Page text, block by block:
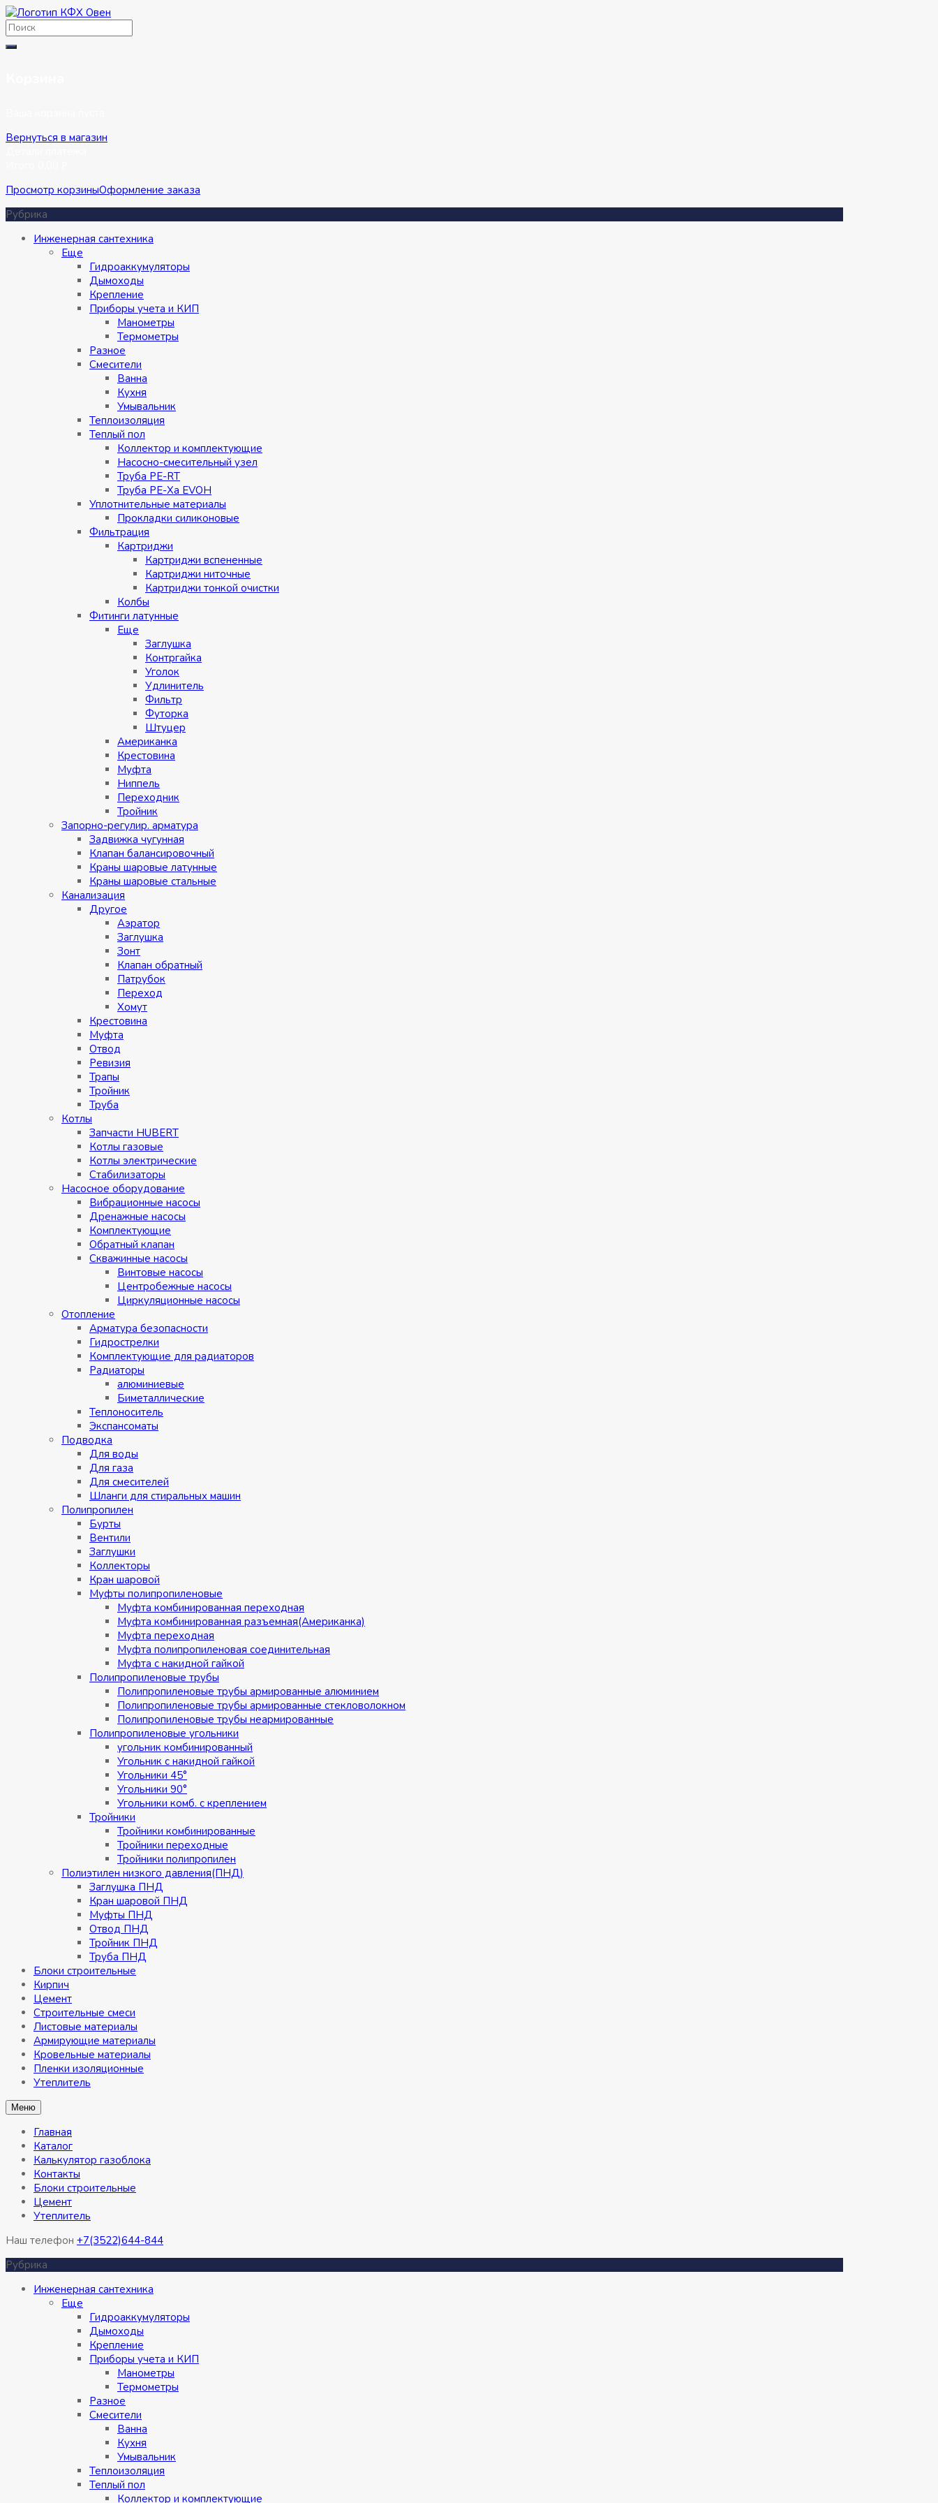
Перейти
к
содержимому
Вернуться в магазин
Просмотр корзиныОформление заказа
Рубрика
Инженерная сантехника
Eще
Гидроаккумуляторы
Дымоходы
Крепление
Приборы учета и КИП
Манометры
Термометры
Разное
Смесители
Ванна
Кухня
Умывальник
Теплоизоляция
Теплый пол
Коллектор и комплектующие
Насосно-смесительный узел
Труба PE-RT
Труба PE-Xa EVOH
Уплотнительные материалы
Прокладки силиконовые
Фильтрация
Картриджи
Картриджи вспененные
Картриджи ниточные
Картриджи тонкой очистки
Колбы
Фитинги латунные
Eщe
Заглушка
Контргайка
Уголок
Удлинитель
Фильтр
Футорка
Штуцер
Американка
Крестовина
Муфта
Ниппель
Переходник
Тройник
Запорно-регулир. арматура
Задвижка чугунная
Клапан балансировочный
Краны шаровые латунные
Краны шаровые стальные
Канализация
Другое
Аэратор
Заглушкa
Зонт
Клапан обратный
Патрубок
Переход
Хомут
Крестовина
Муфтa
Отвод
Ревизия
Трапы
Тройник
Труба
Котлы
Запчасти HUBERT
Котлы газовые
Котлы электрические
Стабилизаторы
Насосное оборудование
Вибрационные насосы
Дренажные насосы
Комплектующие
Обратный клапан
Скважинные насосы
Винтовые насосы
Центробежные насосы
Циркуляционные насосы
Отопление
Арматура безопасности
Гидрострелки
Комплектующие для радиаторов
Радиаторы
алюминиевые
Биметаллические
Теплоноситель
Экспансоматы
Подводка
Для воды
Для газа
Для смесителей
Шланги для стиральных машин
Полипропилен
Бурты
Вентили
Заглушки
Коллекторы
Кран шаровой
Муфты полипропиленовые
Муфта комбинированная переходная
Муфта комбинированная разъемная(Американка)
Муфта переходная
Муфта полипропиленовая соединительная
Муфта с накидной гайкой
Полипропиленовые трубы
Полипропиленовые трубы армированные алюминием
Полипропиленовые трубы армированные стекловолокном
Полипропиленовые трубы неармированные
Полипропиленовые угольники
угольник комбинированный
Угольник с накидной гайкой
Угольники 45°
Угольники 90°
Угольники комб. с креплением
Тройники
Тройники комбинированные
Тройники переходные
Тройники полипропилен
Полиэтилен низкого давления(ПНД)
Заглушка ПНД
Кран шаровой ПНД
Муфты ПНД
Отвод ПНД
Тройник ПНД
Труба ПНД
Блоки строительные
Кирпич
Цемент
Строительные смеси
Листовые материалы
Армирующие материалы
Кровельные материалы
Пленки изоляционные
Утеплитель
Меню
Главная
Каталог
Калькулятор газоблока
Контакты
Блоки строительные
Цемент
Утеплитель
Наш телефон +7(3522)644-844
Рубрика
Инженерная сантехника
Eще
Гидроаккумуляторы
Дымоходы
Крепление
Приборы учета и КИП
Манометры
Термометры
Разное
Смесители
Ванна
Кухня
Умывальник
Теплоизоляция
Теплый пол
Коллектор и комплектующие